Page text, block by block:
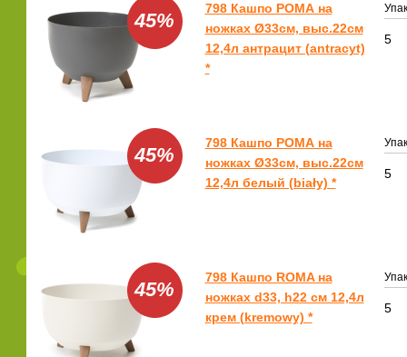
45%
798 Кашпо РОМА на
ножках Ø33см, выс.22см
12,4л антрацит (antracyt)
*
5
45%
798 Кашпо РОМА на
ножках Ø33см, выс.22см
12,4л белый (biały) *
5
45%
798 Кашпо ROMA на
ножках d33, h22 см 12,4л
крем (kremowy) *
5